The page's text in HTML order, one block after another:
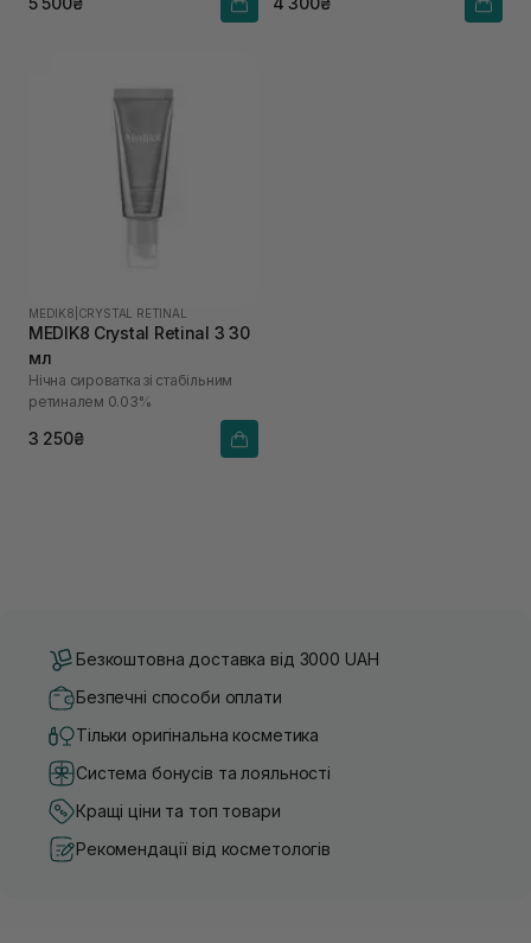
MEDIK8 CRYSTAL RETINAL
MEDIK8 Crystal Retinal 3 30
мл
Нічна сироватка зі стабільним
ретиналем 0.03%
3 250₴
Безкоштовна доставка від 3000 UAH
Безпечні способи оплати
Тільки оригінальна косметика
Система бонусів та лояльності
Кращі ціни та топ товари
Рекомендації від косметологів